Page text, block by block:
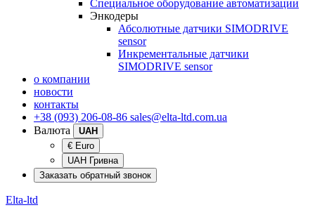
Специальное оборудование автоматизации
Энкодеры
Абсолютные датчики SIMODRIVE
sensor
Инкрементальные датчики
SIMODRIVE sensor
о компании
новости
контакты
+38 (093) 206-08-86 sales@elta-ltd.com.ua
Валюта
UAH
€ Euro
UAH Гривна
Заказать обратный звонок
Elta-ltd